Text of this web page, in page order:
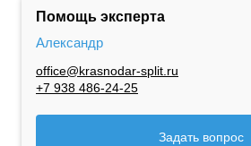
Помощь эксперта
Александр
office@krasnodar-split.ru
+7 938 486-24-25
Задать вопрос